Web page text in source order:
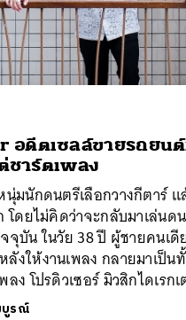
อดีตเซลล์ขายรถยน
ชาร์ตเพลง
มนักดนตรีเลือกวางกีตาร์ แ
โดยไม่คิดว่าจะกลับมาเล่นด
จุบัน ในวัย 38 ปี ผู้ชายคนเดี
งให้งานเพลง กลายมาเป็น
ง โปรดิวเซอร์ มิวสิกไดเรก
บูรณ์